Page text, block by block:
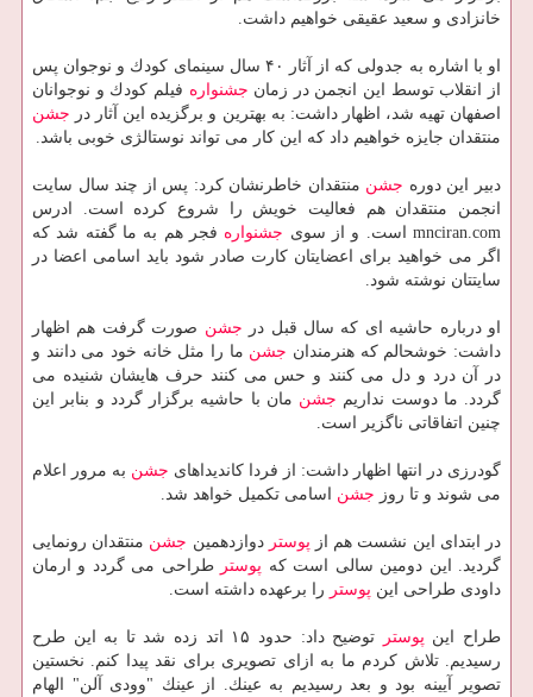
خانزادی و سعید عقیقی خواهیم داشت.
او با اشاره به جدولی كه از آثار ۴۰ سال سینمای كودك و نوجوان پس
از انقلاب توسط این انجمن در زمان جشنواره فیلم كودك و نوجوانان
اصفهان تهیه شد، اظهار داشت: به بهترین و برگزیده این آثار در جشن
منتقدان جایزه خواهیم داد كه این كار می تواند نوستالژی خوبی باشد.
دبیر این دوره جشن منتقدان خاطرنشان كرد: پس از چند سال سایت
انجمن منتقدان هم فعالیت خویش را شروع كرده است. ادرس
mnciran.com است. و از سوی
جشنواره فجر هم به ما گفته شد كه
اگر می خواهید برای اعضایتان كارت صادر شود باید اسامی اعضا در
سایتتان نوشته شود.
او درباره حاشیه ای كه سال قبل در جشن صورت گرفت هم اظهار
داشت: خوشحالم كه هنرمندان جشن ما را مثل خانه خود می دانند و
در آن درد و دل می كنند و حس می كنند حرف هایشان شنیده می
گردد. ما دوست نداریم جشن مان با حاشیه برگزار گردد و بنابر این
چنین اتفاقاتی ناگزیر است.
گودرزی در انتها اظهار داشت: از فردا كاندیداهای جشن به مرور اعلام
می شوند و تا روز جشن اسامی تكمیل خواهد شد.
در ابتدای این نشست هم از پوستر دوازدهمین جشن منتقدان رونمایی
گردید. این دومین سالی است كه پوستر طراحی می گردد و ارمان
داودی طراحی این پوستر را برعهده داشته است.
طراح این پوستر
توضیح داد: حدود ۱۵ اتد زده شد تا به این طرح
رسیدیم. تلاش كردم ما به ازای تصویری برای نقد پیدا كنم. نخستین
تصویر آیینه بود و بعد رسیدیم به عینك. از عینك "وودی آلن" الهام